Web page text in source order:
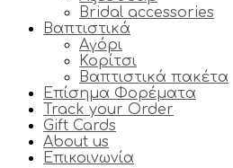
Bridal accessories
Βαπτιστικά
Αγόρι
Κορίτσι
Βαπτιστικά πακέτα
Επίσημα Φορέματα
Track your Order
Gift Cards
About us
Επικοινωνία